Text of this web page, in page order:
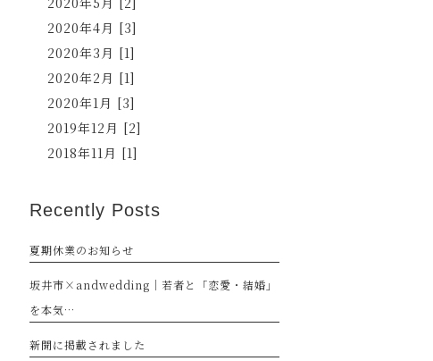
2020年4月 [3]
2020年3月 [1]
2020年2月 [1]
2020年1月 [3]
2019年12月 [2]
2018年11月 [1]
Recently Posts
夏期休業のお知らせ
坂井市×andwedding｜若者と「恋愛・結婚」
を本気…
新聞に掲載されました